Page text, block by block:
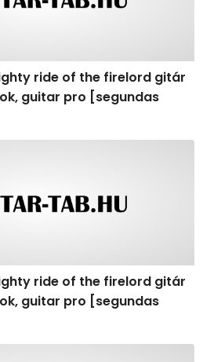
ride of the firelord gitár
guitar pro [segundas
ride of the firelord gitár
guitar pro [segundas